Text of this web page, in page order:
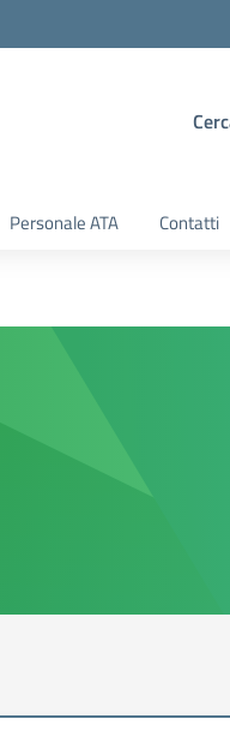
Personale ATA Contatti